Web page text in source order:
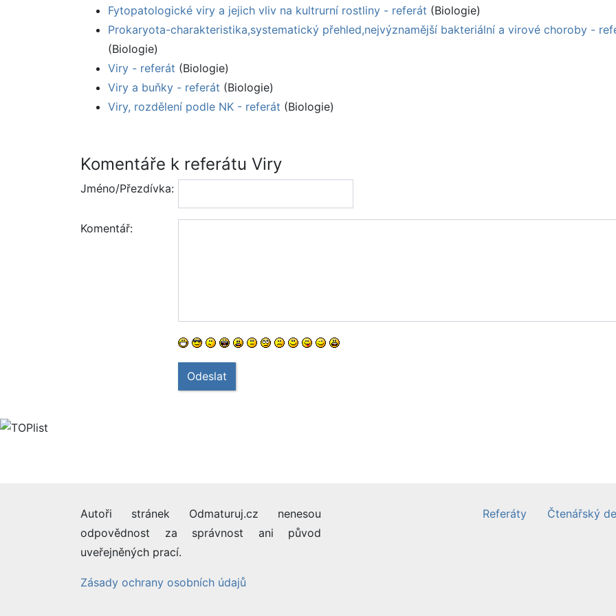
Fytopatologické viry a jejich vliv na kultrurní rostliny - referát (Biologie)
Prokaryota-charakteristika,systematický přehled,nejvýznamější bakteriální a virové choroby -
(Biologie)
Viry - referát (Biologie)
Viry a buňky - referát (Biologie)
Viry, rozdělení podle NK - referát (Biologie)
Komentáře k referátu Viry
Jméno/Přezdívka:
Komentář:
Odeslat
Autoři stránek Odmaturuj.cz nenesou
odpovědnost za správnost ani původ
uveřejněných prací.
Zásady ochrany osobních údajů
Referáty Čtenářský